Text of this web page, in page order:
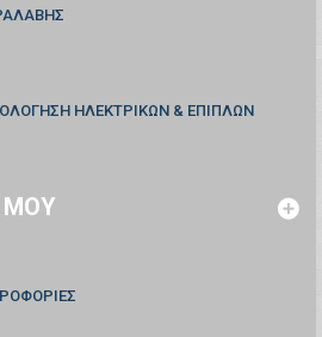
ΗΛΕΚΤΡΙΚΩΝ & ΕΠΙΠΛΩΝ
ΜΟΥ